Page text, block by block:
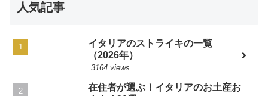
人気記事
イタリアのストライキの一覧
（2026年）
3164 views
在住者が選ぶ！イタリアのお土産お